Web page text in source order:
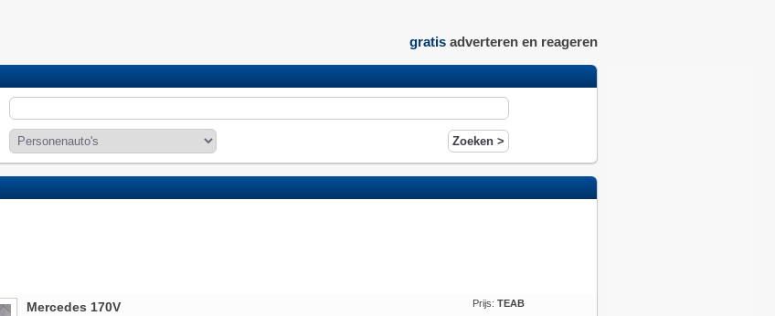
gratisadverteren en reageren
Mercedes 170V Prijs: TEAB